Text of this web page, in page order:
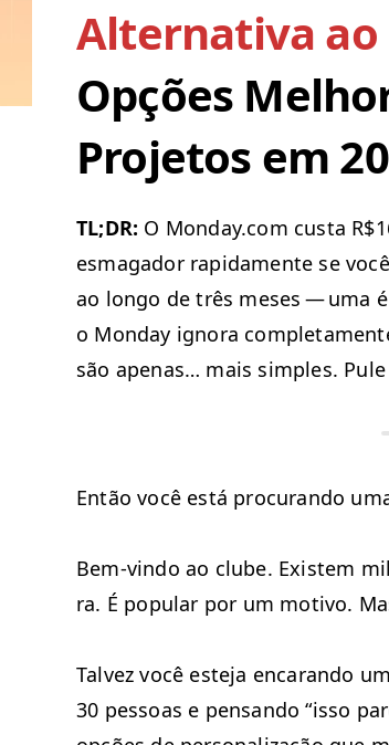
Alternativa ao
Opções
Projetos em
TL;DR: O Mon​day​.com cus­ta
esma­gador rap­i­da­mente se
ao lon­go de três meses — uma
o Mon­day igno­ra
são ape­nas… mais sim­ples.
Então você está procu­ran­do
Bem-vin­do ao clube. Exis­tem
ra. É pop­u­lar por um moti­vo.
Talvez você este­ja encar­an­do
30 pes­soas e pen­san­do“isso